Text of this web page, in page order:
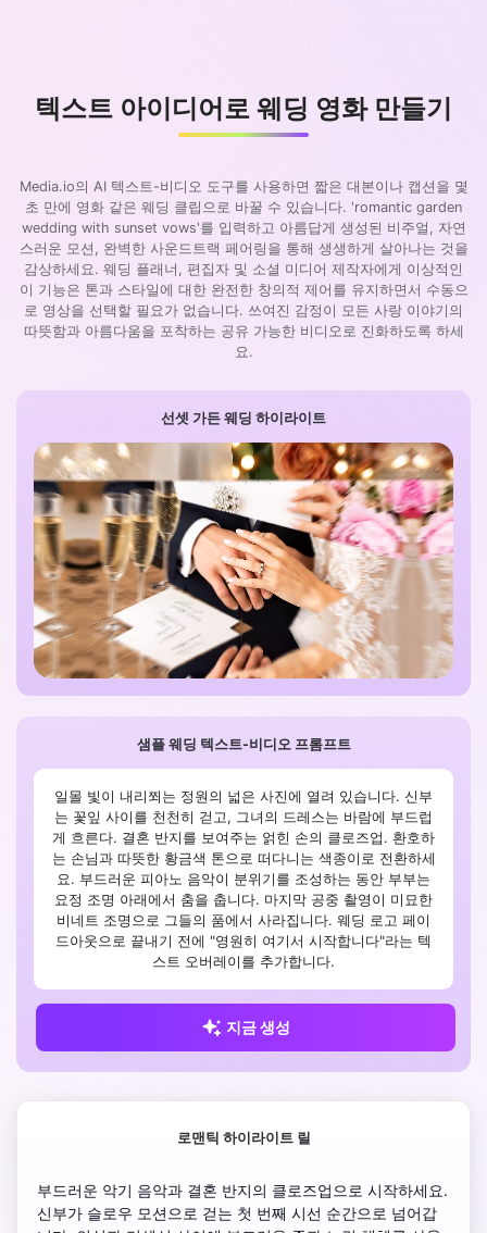
텍스트 아이디어로 웨딩 영화 만들기
Media.io의 AI 텍스트-비디오 도구를 사용하면 짧은 대본이나 캡션을 몇
초 만에 영화 같은 웨딩 클립으로 바꿀 수 있습니다. 'romantic garden
wedding with sunset vows'를 입력하고 아름답게 생성된 비주얼, 자연
스러운 모션, 완벽한 사운드트랙 페어링을 통해 생생하게 살아나는 것을
감상하세요. 웨딩 플래너, 편집자 및 소셜 미디어 제작자에게 이상적인
이 기능은 톤과 스타일에 대한 완전한 창의적 제어를 유지하면서 수동으
로 영상을 선택할 필요가 없습니다. 쓰여진 감정이 모든 사랑 이야기의
따뜻함과 아름다움을 포착하는 공유 가능한 비디오로 진화하도록 하세
요.
샘플 웨딩 텍스트-비디오 프롬프트
일몰 빛이 내리쬐는 정원의 넓은 사진에 열려 있습니다. 신부
는 꽃잎 사이를 천천히 걷고, 그녀의 드레스는 바람에 부드럽
게 흐른다. 결혼 반지를 보여주는 얽힌 손의 클로즈업. 환호하
는 손님과 따뜻한 황금색 톤으로 떠다니는 색종이로 전환하세
요. 부드러운 피아노 음악이 분위기를 조성하는 동안 부부는
요정 조명 아래에서 춤을 춥니다. 마지막 공중 촬영이 미묘한
비네트 조명으로 그들의 품에서 사라집니다. 웨딩 로고 페이
드아웃으로 끝내기 전에 "영원히 여기서 시작합니다"라는 텍
스트 오버레이를 추가합니다.
지금 생성
선셋 가든 웨딩 하이라이트
로맨틱 하이라이트 릴
부드러운 악기 음악과 결혼 반지의 클로즈업으로 시작하세요.
신부가 슬로우 모션으로 걷는 첫 번째 시선 순간으로 넘어갑